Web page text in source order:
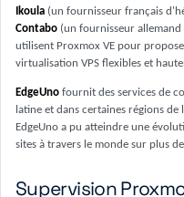
Ikoula(un fournisseur français
Contabo(un fournisseur allemand
utilisent Proxmox VE pour
virtualisation VPS flexibles et
EdgeUnofournit des services de
latine et dans certaines régions de
EdgeUno a pu atteindre une
sites à travers le monde sur plus
Supervision